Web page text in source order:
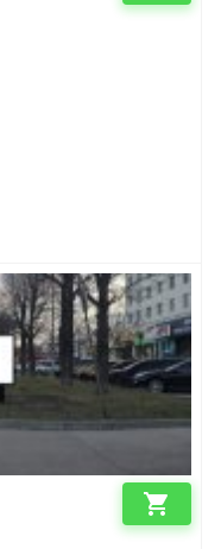
shopping_cart